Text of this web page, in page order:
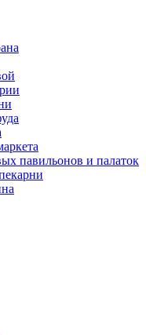
павильонов и палаток